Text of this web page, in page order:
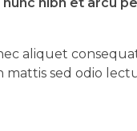
aliquet
sed odio